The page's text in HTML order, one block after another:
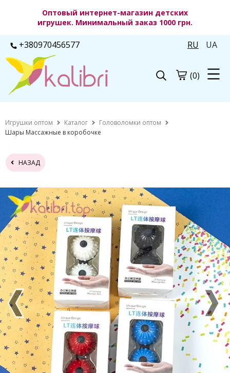
Оптовый интернет-магазин детских
игрушек. Минимальный заказ 1000 грн.
+380970456577 RU UA
(0)
Игрушки оптом Каталог
Головоломки оптом
Шары Массажные в коробочке
НАЗАД